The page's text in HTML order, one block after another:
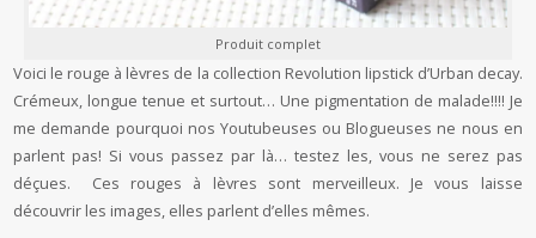
Produit complet
Voici le rouge à lèvres de la collection Revolution lipstick d’Urban decay.
Crémeux, longue tenue et surtout… Une pigmentation de malade!!!! Je
me demande pourquoi nos Youtubeuses ou Blogueuses ne nous en
parlent pas! Si vous passez par là… testez les, vous ne serez pas
déçues. Ces rouges à lèvres sont merveilleux. Je vous laisse
découvrir les images, elles parlent d’elles mêmes.